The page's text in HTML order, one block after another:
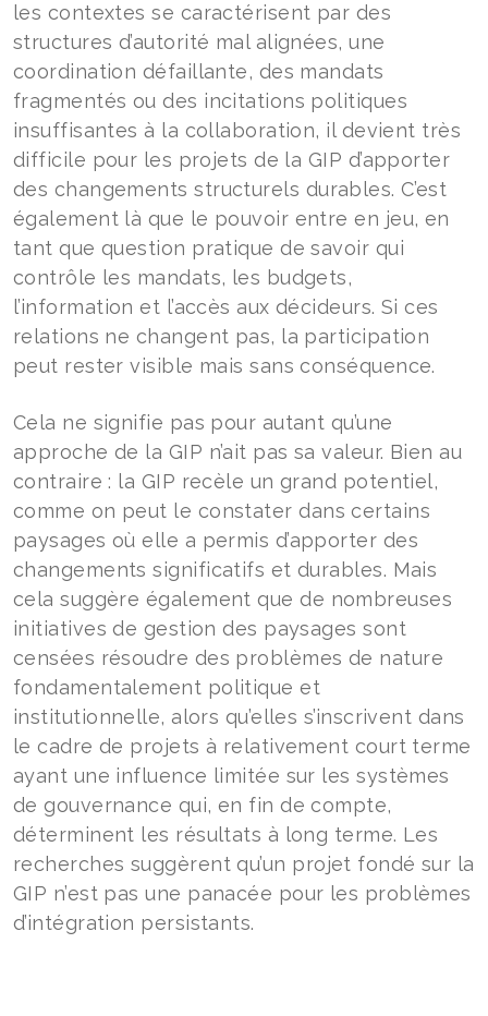
les contextes se caractérisent par des
structures d’autorité mal alignées, une
coordination défaillante, des mandats
fragmentés ou des incitations politiques
insuffisantes à la collaboration, il devient très
difficile pour les projets de la GIP d’apporter
des changements structurels durables. C’est
également là que le pouvoir entre en jeu, en
tant que question pratique de savoir qui
contrôle les mandats, les budgets,
l’information et l’accès aux décideurs. Si ces
relations ne changent pas, la participation
peut rester visible mais sans conséquence.
Cela ne signifie pas pour autant qu’une
approche de la GIP n’ait pas sa valeur. Bien au
contraire : la GIP recèle un grand potentiel,
comme on peut le constater dans certains
paysages où elle a permis d’apporter des
changements significatifs et durables. Mais
cela suggère également que de nombreuses
initiatives de gestion des paysages sont
censées résoudre des problèmes de nature
fondamentalement politique et
institutionnelle, alors qu’elles s’inscrivent dans
le cadre de projets à relativement court terme
ayant une influence limitée sur les systèmes
de gouvernance qui, en fin de compte,
déterminent les résultats à long terme. Les
recherches suggèrent qu’un projet fondé sur la
GIP n’est pas une panacée pour les problèmes
d’intégration persistants.